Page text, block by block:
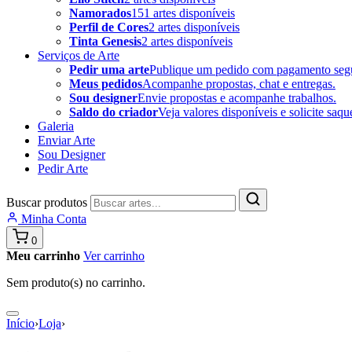
Namorados151 artes disponíveis
Perfil de Cores2 artes disponíveis
Tinta Genesis2 artes disponíveis
Serviços de Arte
Pedir uma artePublique um pedido com pagamento
Meus pedidosAcompanhe propostas, chat e entregas.
Sou designerEnvie propostas e acompanhe trabalhos.
Saldo do criadorVeja valores disponíveis e solicite
Galeria
Enviar Arte
Sou Designer
Pedir Arte
Buscar produtos
Minha Conta
0
Meu carrinho Ver carrinho
Sem produto(s) no carrinho.
Início›Loja›